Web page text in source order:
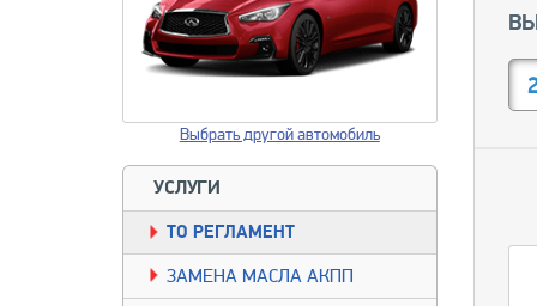
Выбрать другой автомобиль
УСЛУГИ
TO РЕГЛАМЕНТ
ЗАМЕНА МАСЛА АКПП